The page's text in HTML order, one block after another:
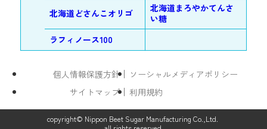
北海道どさんこオリゴ
北海道まろやかてんさ
い糖
ラフィノース100
個人情報保護方針
ソーシャルメディアポリシー
サイトマップ
利用規約
copyright© Nippon Beet Sugar Manufacturing Co.,Ltd.